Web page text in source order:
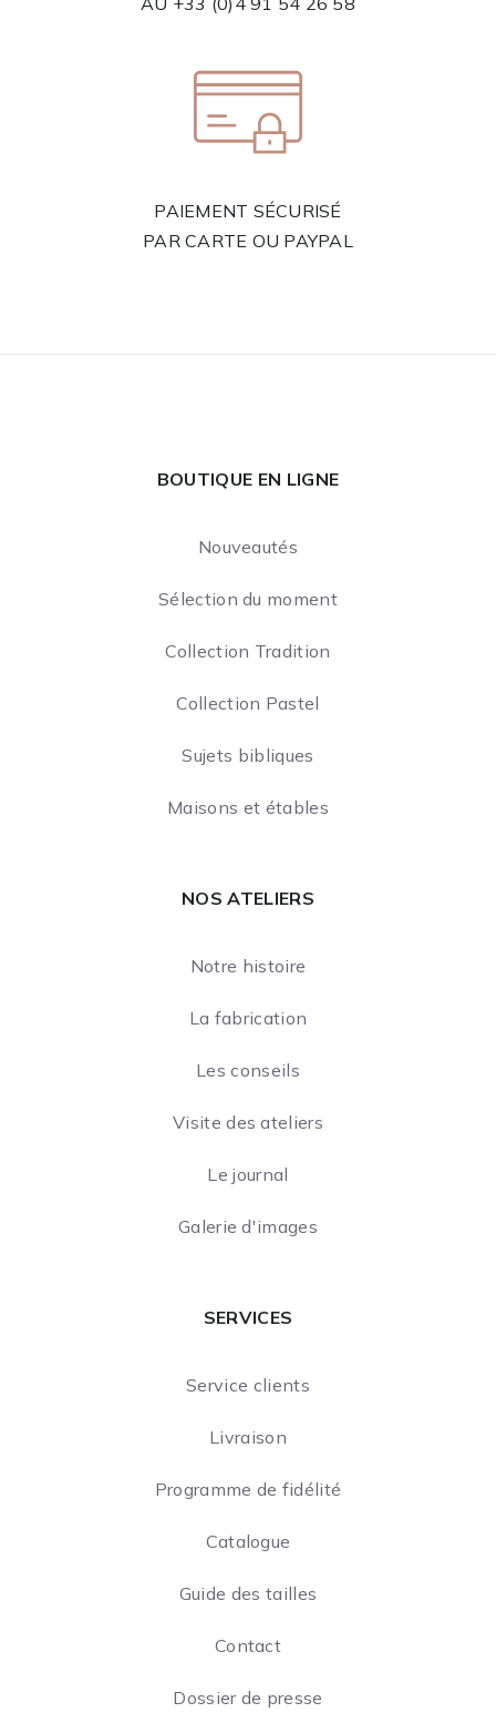
PAIEMENT SÉCURISÉ
PAR CARTE OU PAYPAL
BOUTIQUE EN LIGNE
Nouveautés
Sélection du moment
Collection Tradition
Collection Pastel
Sujets bibliques
Maisons et étables
NOS ATELIERS
Notre histoire
La fabrication
Les conseils
Visite des ateliers
Le journal
Galerie d'images
SERVICES
Service clients
Livraison
Programme de fidélité
Catalogue
Guide des tailles
Contact
Dossier de presse